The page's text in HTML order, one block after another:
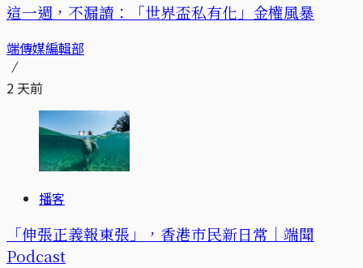
這一週，不漏讀：「世界盃私有化」金權風暴
端傳媒編輯部
2 天前
播客
「伸張正義報東張」，香港市民新日常｜端聞
Podcast